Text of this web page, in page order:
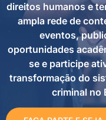
direitos humanos e
ampla rede de
eventos,
oportunidades
se e participe
transformação do
criminal no